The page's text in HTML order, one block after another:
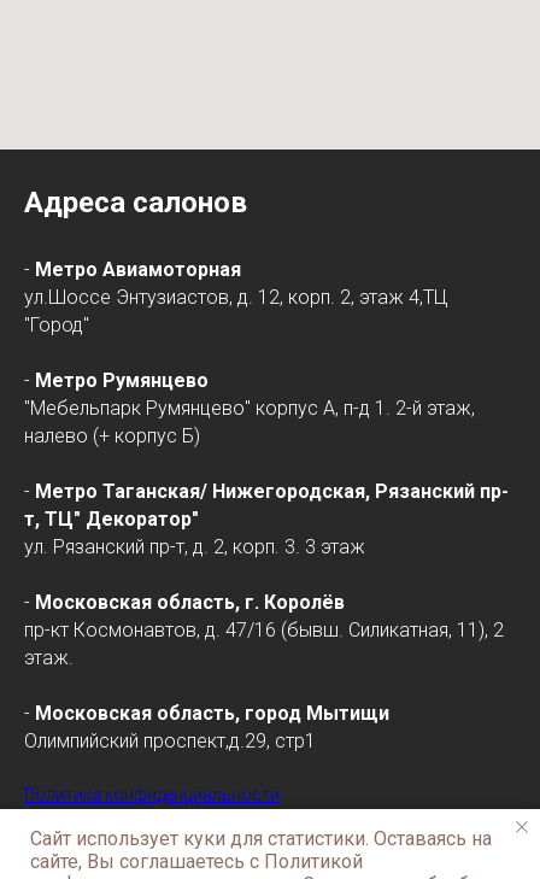
Адреса салонов
- Метро Авиамоторная
ул.Шоссе Энтузиастов, д. 12, корп. 2, этаж 4,ТЦ
"Город"
- Метро Румянцево
"Мебельпарк Румянцево" корпус А, п-д 1. 2-й этаж,
налево (+ корпус Б)
- Метро Таганская/ Нижегородская, Рязанский пр-
т, ТЦ" Декоратор"
ул. Рязанский пр-т, д. 2, корп. 3. 3 этаж
- Московская область, г. Королёв
пр-кт Космонавтов, д. 47/16 (бывш. Силикатная, 11), 2
этаж.
- Московская область, город Мытищи
Олимпийский проспект,д.29, стр1
Политика конфиденциальности
Сайт использует куки для статистики. Оставаясь на
сайте, Вы соглашаетесь с Политикой